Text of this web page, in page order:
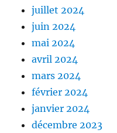
juillet 2024
juin 2024
mai 2024
avril 2024
mars 2024
février 2024
janvier 2024
décembre 2023